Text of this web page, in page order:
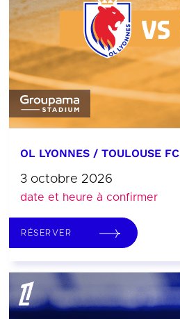
OL LYONNES / TOULOUSE FC
3 octobre 2026
date et heure à confirmer
RÉSERVER